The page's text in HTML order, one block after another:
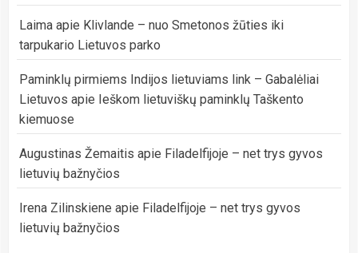
Laima apie Klivlande – nuo Smetonos žūties iki
tarpukario Lietuvos parko
Paminklų pirmiems Indijos lietuviams link – Gabalėliai
Lietuvos apie Ieškom lietuviškų paminklų Taškento
kiemuose
Augustinas Žemaitis apie Filadelfijoje – net trys gyvos
lietuvių bažnyčios
Irena Zilinskiene apie Filadelfijoje – net trys gyvos
lietuvių bažnyčios